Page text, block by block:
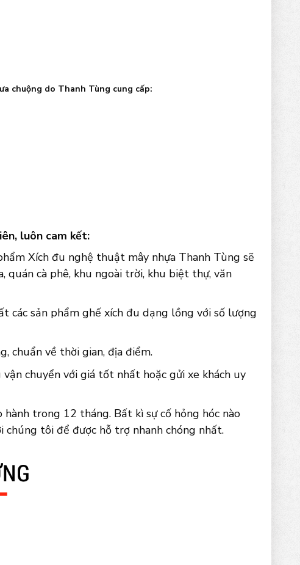
chuộng do Thanh Tùng cung cấp:
luôn cam kết:
Xích đu nghệ thuật mây nhựa Thanh Tùng sẽ
quán cà phê, khu ngoài trời, khu biệt thự, văn
các sản phẩm ghế xích đu dạng lồng với số lượng
chuẩn về thời gian, địa điểm.
chuyển với giá tốt nhất hoặc gửi xe khách uy
trong 12 tháng. Bất kì sự cố hỏng hóc nào
tôi để được hỗ trợ nhanh chóng nhất.